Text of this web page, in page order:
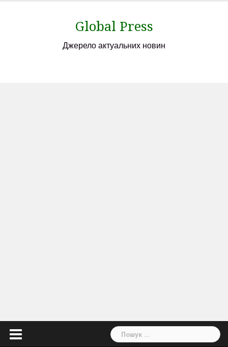
Global Press
Джерело актуальних новин
Пошук: